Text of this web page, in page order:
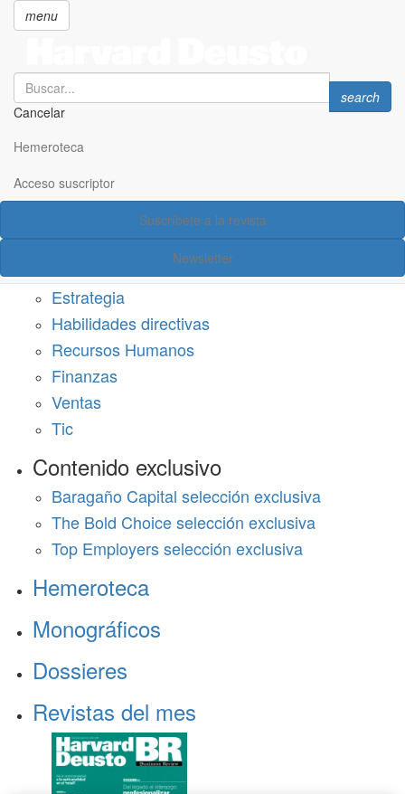
principal
menu
Search
Cancelar
Search
search
Hemeroteca
Acceso suscriptor
Suscríbete a la revista
Newsletter
Acceso suscriptor
Estrategia
Habilidades directivas
Recursos Humanos
Finanzas
Ventas
Tic
Contenido exclusivo
Baragaño Capital selección exclusiva
The Bold Choice selección exclusiva
Top Employers selección exclusiva
Hemeroteca
Monográficos
Dossieres
Revistas del mes